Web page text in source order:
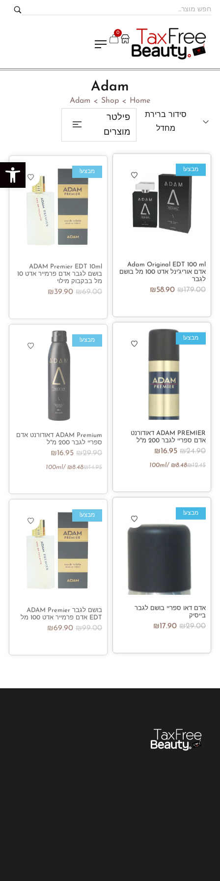
פתח סרגל נגישות
0
Adam
Home
>
Shop
>
Adam
סידור ברירת
מחדל
פילטר
מוצרים
מבצע!
Adam Original EDT 100 ml
אדם אוריג'ינל אדט 100 מל בושם
לגבר
₪179.00
₪58.90
מבצע!
ADAM Premier EDT 10ml
בושם לגבר אדם פרמייר אדט 10
מל בבקבוק מילוי
₪69.00
₪39.90
מבצע!
ADAM PREMIER דאודורנט
אדם ספריי לגבר 200 מ"ל
₪24.90
₪16.95
₪12.45
₪8.48
/100ml
מבצע!
ADAM Premium דאודורנט אדם
ספריי לגבר 200 מ"ל
₪29.90
₪16.95
₪14.95
₪8.48
/100ml
מבצע!
אדם דאו ספריי בושם לגבר
בייסיק
₪29.00
₪17.90
מבצע!
בושם לגבר ADAM Premier
EDT אדם פרמייר אדט 100 מל
₪99.00
₪69.90